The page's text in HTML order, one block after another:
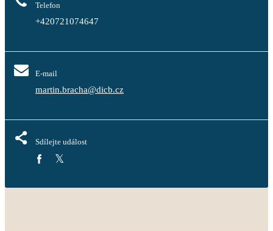
Telefon
+420721074647
E-mail
martin.bracha@dicb.cz
Sdílejte událost